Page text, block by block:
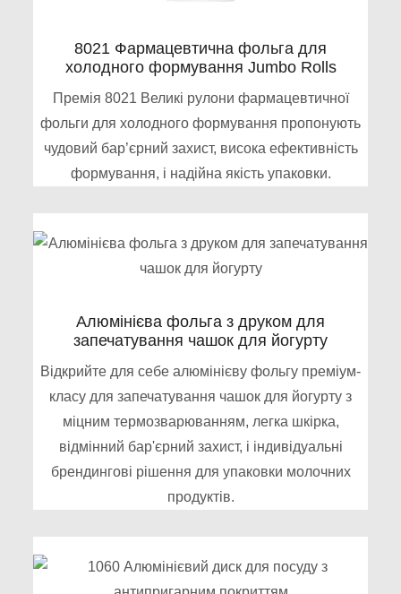
8021 Фармацевтична фольга для
холодного формування Jumbo Rolls
Премія 8021 Великі рулони фармацевтичної
фольги для холодного формування пропонують
чудовий бар’єрний захист, висока ефективність
формування, і надійна якість упаковки.
Алюмінієва фольга з друком для
запечатування чашок для йогурту
Відкрийте для себе алюмінієву фольгу преміум-
класу для запечатування чашок для йогурту з
міцним термозварюванням, легка шкірка,
відмінний бар'єрний захист, і індивідуальні
брендингові рішення для упаковки молочних
продуктів.